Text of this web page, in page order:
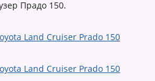
Прадо 150.